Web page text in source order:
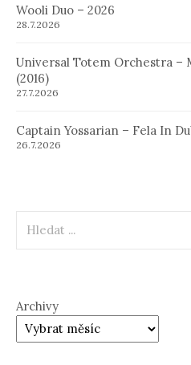
Wooli Duo – 2026
28.7.2026
Universal Totem Orchestra –
(2016)
27.7.2026
Captain Yossarian – Fela In
26.7.2026
Archivy